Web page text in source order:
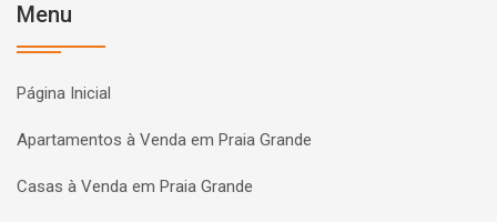
Menu
Página Inicial
Apartamentos à Venda em Praia Grande
Casas à Venda em Praia Grande